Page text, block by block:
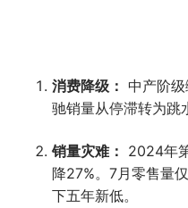
消费降级： 中产阶
驰销量从停滞转为跳
销量灾难： 2024年
降27%。7月零售量
下五年新低。